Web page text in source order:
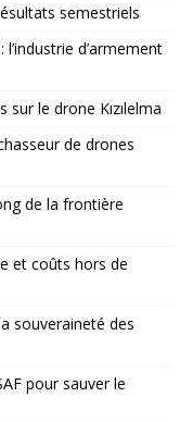
semestriels
d’armement
sur le drone Kızılelma
de drones
de la frontière
et coûts hors de
souveraineté des
pour sauver le